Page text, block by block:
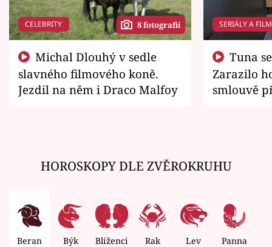
CELEBRITY 8 fotografií
slavného filmového koně.
Jezdil na něm i Draco Malfoy
SERIÁLY A
Zarazilo
smlouvě
HOROSKOPY DLE ZVĚROKRUHU
Beran Býk Blíženci Rak Lev Panna